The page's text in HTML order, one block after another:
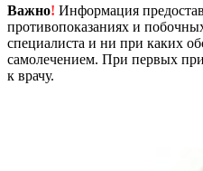
Важно! Информация
противопоказаниях и
специалиста и ни при каких
самолечением. При первых
к врачу.